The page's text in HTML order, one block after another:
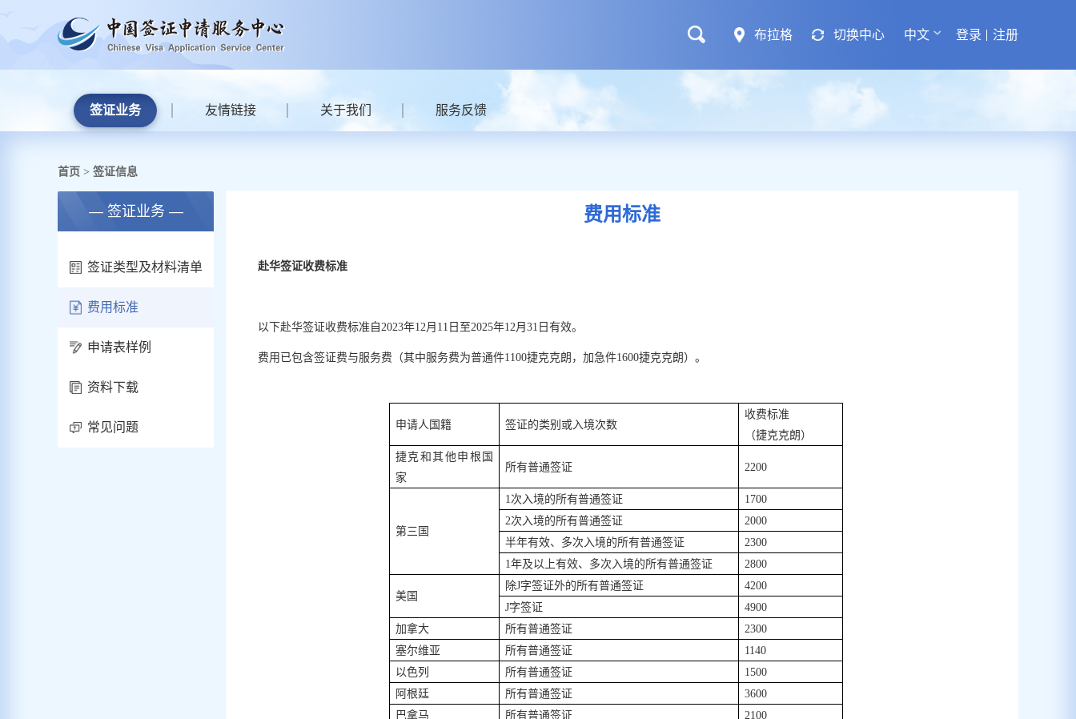
布拉格 切换中心 中文 登录 注册
签证业务 友情链接 关于我们 服务反馈
首页 > 签证信息
— 签证业务 —
签证类型及材料清单
费用标准
申请表样例
资料下载
常见问题
费用标准
赴华签证收费标准
以下赴华签证收费标准 自 2023年12月11日至2025年12月31 日有效。
费用已包含签证费与服务费（其中服务费为普通件1100捷克克朗，加急件1600捷克克朗）。
申请人国籍 签证的类别或入境次数
收费标准
（捷克克朗）
捷克和其他申根国
家
所有普通签证 2200
第三国
1次入境的所有普通签证 1700
2次入境的所有普通签证
2000
半年有效、多次入境的所有普通签证
2300
1年及以上有效、多次入境的所有普通签证
2800
美国
除J字签证外的所有普通签证 4200
J字签证
4900
加拿大
所有普通签证 2300
塞尔维亚
所有普通签证 1140
以色列
所有普通签证 1500
阿根廷
所有普通签证 3600
巴拿马
所有普通签证 2100